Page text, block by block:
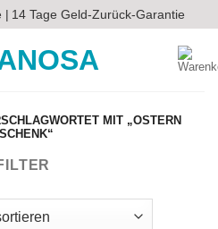
| 14 Tage Geld-Zurück-Garantie
MIT „OSTERN